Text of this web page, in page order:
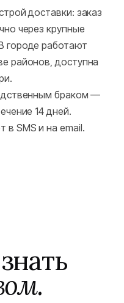
доставки: заказ
через крупные
городе работают
районов, доступна
браком —
14 дней.
в SMS и на email.